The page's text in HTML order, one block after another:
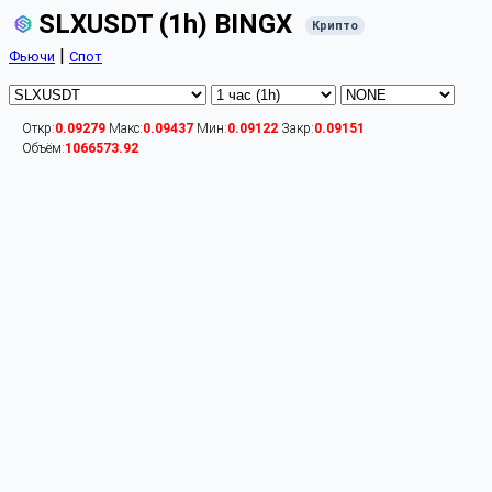
SLXUSDT (1h) BINGX Крипто
Фьючи | Спот
Откр:0.09279 Макс:0.09437 Мин:0.09122 Закр:0.09151
Объём:1066573.92